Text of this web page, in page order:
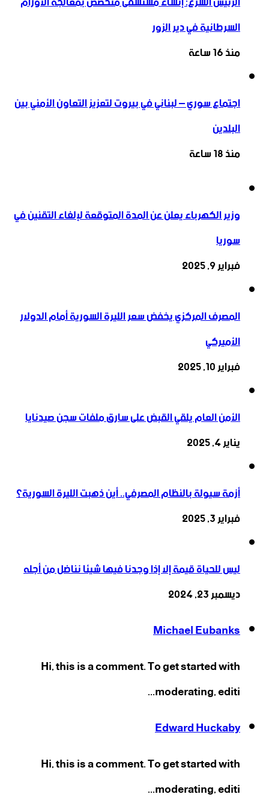
السرطانية في دير الزور
منذ 16 ساعة
اجتماع سوري – لبناني في بيروت لتعزيز التعاون ‏الأمني ‏بين
البلدين
منذ 18 ساعة
وزير الكهرباء يعلن عن المدة المتوقعة لإلغاء التقنين في
سوريا
فبراير 9, 2025
المصرف المركزي يخفض سعر الليرة السورية أمام الدولار
الأميركي
فبراير 10, 2025
الأمن العام يلقي القبض على سارق ملفات سجن صيدنايا
يناير 4, 2025
أزمة سيولة بالنظام المصرفي.. أين ذهبت الليرة السورية؟
فبراير 3, 2025
ليس للحياة قيمة إلا إذا وجدنا فيها شيئا نناضل من أجله
ديسمبر 23, 2024
Michael Eubanks
Hi, this is a comment. To get started with
moderating, editi...
Edward Huckaby
Hi, this is a comment. To get started with
moderating, editi...